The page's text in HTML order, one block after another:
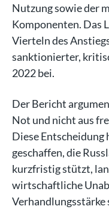
Nutzung sowie der
Komponenten. Das
Vierteln des
sanktionierter,
2022 bei.
Der Bericht
Not und nicht aus
Diese Entscheidung
geschaffen, die
kurzfristig stützt,
wirtschaftliche
Verhandlungsstärke